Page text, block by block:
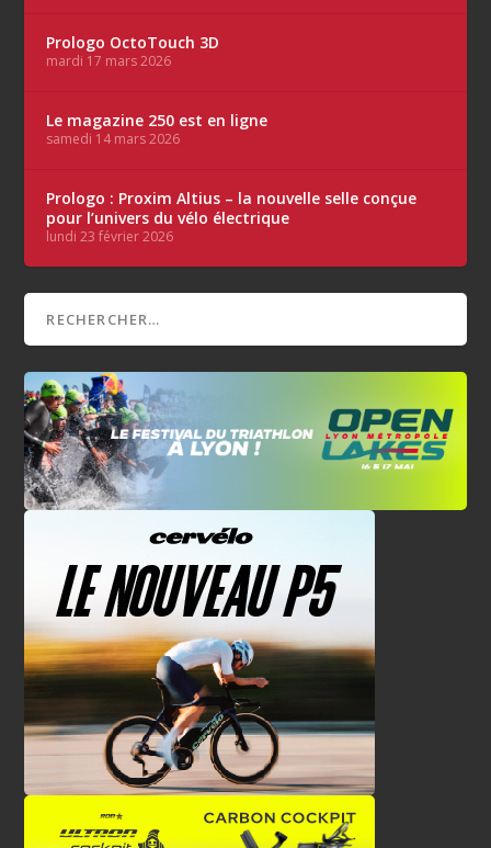
Prologo OctoTouch 3D
mardi 17 mars 2026
Le magazine 250 est en ligne
samedi 14 mars 2026
Prologo : Proxim Altius – la nouvelle selle conçue
pour l’univers du vélo électrique
lundi 23 février 2026